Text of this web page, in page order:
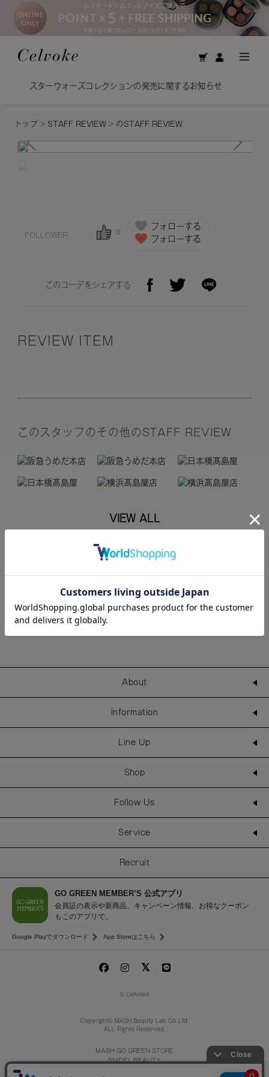
ーズコレクションの発売に関するお知らせ
トップ > STAFF REVIEW > のSTAFF REVIEW
FOLLOWER 0
フォローする
フォローする
このコーデをシェアする
REVIEW ITEM
このスタッフのその他のSTAFF REVIEW
VIEW ALL
最新のSTAFF REVIEW
VIEW ALL
About
Information
Line Up
Shop
Follow Us
Service
Recruit
GO GREEN MEMBER’S 公式アプリ
会員証の表示や新商品、キャンペーン情報、お得なクーポン
もこのアプリで。
Google Playでダウンロード App Storeはこちら
© Celvoke
Copyright© MASH Beauty Lab Co.,Ltd.
ALL Rights Reserved.
MASH GO GREEN STORE
SNIDEL BEAUTY